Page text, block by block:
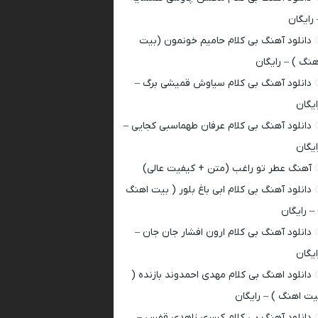
رایگان
دانلود آهنگ بی کلام حامیم خونمون (بیت
) – رایگان
دانلود آهنگ بی کلام سیاوش قمیشی برگ –
دانلود آهنگ بی کلام عرفان طهماسبی کجایی –
آهنگ عطر تو راغب (متن + کیفیت عالی)
دانلود آهنگ بی کلام ابی باغ بلور ( بیت اهنگ
– رایگان
دانلود آهنگ بی کلام ارون افشار جان جان –
دانلود اهنگ بی کلام مهدی احمدوند بازنده (
اهنگ ) – رایگان